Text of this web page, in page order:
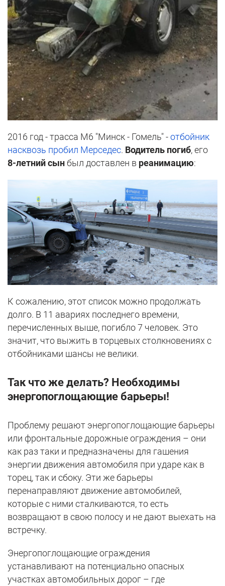
2016 год - трасса М6 "Минск - Гомель" -отбойник
насквозь пробил Мерседес. Водитель погиб, его
8-летний сынбыл доставлен в реанимацию:
К сожалению, этот список можно продолжать
долго. В 11 авариях последнего времени,
перечисленных выше, погибло 7 человек. Это
значит, что выжить в торцевых столкновениях с
отбойниками шансы не велики.
Так что же делать? Необходимы
энергопоглощающие барьеры!
Проблему решают энергопоглощающие барьеры
или фронтальные дорожные ограждения – они
как раз таки и предназначены для гашения
энергии движения автомобиля при ударе как в
торец, так и сбоку. Эти же барьеры
перенаправляют движение автомобилей,
которые с ними сталкиваются, то есть
возвращают в свою полосу и не дают выехать на
встречку.
Энергопоглощающие ограждения
устанавливают на потенциально опасных
участках автомобильных дорог – где